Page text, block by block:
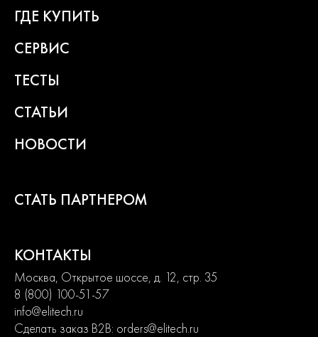
ГДЕ КУПИТЬ
СЕРВИС
ТЕСТЫ
СТАТЬИ
НОВОСТИ
СТАТЬ ПАРТНЕРОМ
КОНТАКТЫ
Москва, Открытое шоссе, д. 12, стр. 35
8 (800) 100-51-57
info@elitech.ru
Сделать заказ B2B: orders@elitech.ru